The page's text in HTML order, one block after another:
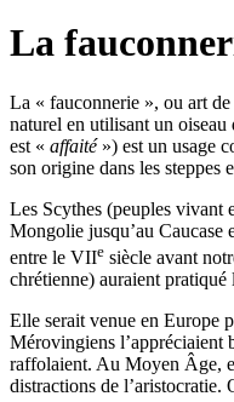
La
La « fauconnerie », ou art
naturel en utilisant un oiseau
est « affaité») est un usage
son origine dans les steppes
Les Scythes (peuples vivant
Mongolie jusqu’au Caucase
entre le VIIe siècle avant
chrétienne) auraient pratiqué
Elle serait venue en Europe
Mérovingiens l’appréciaient
raffolaient. Au Moyen Âge,
distractions de l’aristocratie.